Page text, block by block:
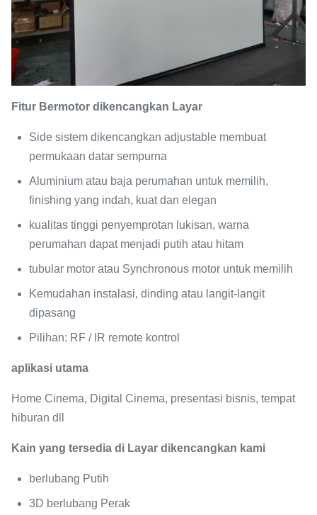
Fitur Bermotor dikencangkan Layar
Side sistem dikencangkan adjustable membuat
permukaan datar sempurna
Aluminium atau baja perumahan untuk memilih,
finishing yang indah, kuat dan elegan
kualitas tinggi penyemprotan lukisan, warna
perumahan dapat menjadi putih atau hitam
tubular motor atau Synchronous motor untuk memilih
Kemudahan instalasi, dinding atau langit-langit
dipasang
Pilihan: RF / IR remote kontrol
aplikasi utama
Home Cinema, Digital Cinema, presentasi bisnis, tempat
hiburan dll
Kain yang tersedia di Layar dikencangkan kami
berlubang Putih
3D berlubang Perak